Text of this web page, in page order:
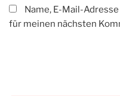
Name, E-Mail-
für meinen nächsten